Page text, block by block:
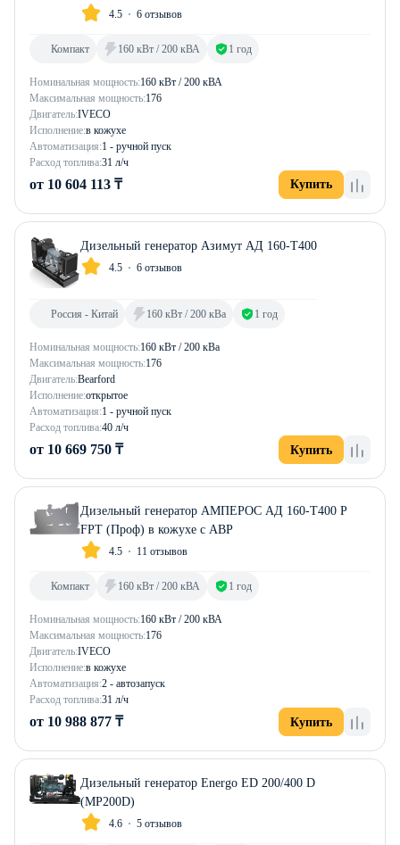
4.5 6 отзывов
Номинальная мощность:160 кВт / 200 кВА
Максимальная мощность:176
Двигатель:IVECO
Исполнение:в кожухе
Автоматизация:1 - ручной пуск
Расход топлива:31 л/ч
Компакт 160 кВт / 200 кВА 1 год
от 10 604 113 ₸ Купить
Дизельный генератор Азимут АД 160-Т400
4.5 6 отзывов
Номинальная мощность:160 кВт / 200 кВа
Максимальная мощность:176
Двигатель:Bearford
Исполнение:открытое
Автоматизация:1 - ручной пуск
Расход топлива:40 л/ч
Россия - Китай 160 кВт / 200 кВа 1 год
от 10 669 750 ₸ Купить
Дизельный генератор АМПЕРОС АД 160-Т400 P
FPT (Проф) в кожухе с АВР
4.5 11 отзывов
Номинальная мощность:160 кВт / 200 кВА
Максимальная мощность:176
Двигатель:IVECO
Исполнение:в кожухе
Автоматизация:2 - автозапуск
Расход топлива:31 л/ч
Компакт 160 кВт / 200 кВА 1 год
от 10 988 877 ₸ Купить
Дизельный генератор Energo ED 200/400 D
(MP200D)
4.6 5 отзывов